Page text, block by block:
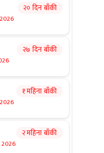
२० दिन बाँकी
२७ दिन बाँकी
१ महिना बाँकी
2026
२ महिना बाँकी